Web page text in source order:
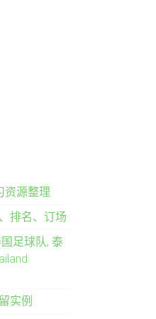
资源整理
排名、订场
足球队, 泰
实例